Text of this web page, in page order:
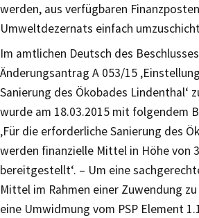
werden, aus verfügbaren
Umweltdezernats einfach
Im amtlichen Deutsch des
Änderungsantrag A 053/15
Sanierung des Ökobades Lindenthal‘
wurde am 18.03.2015 mit folgendem
‚Für die erforderliche Sanierung des
werden finanzielle Mittel in Höhe von
bereitgestellt‘. – Um eine
Mittel im Rahmen einer Zuwendung
eine Umwidmung vom PSP Element